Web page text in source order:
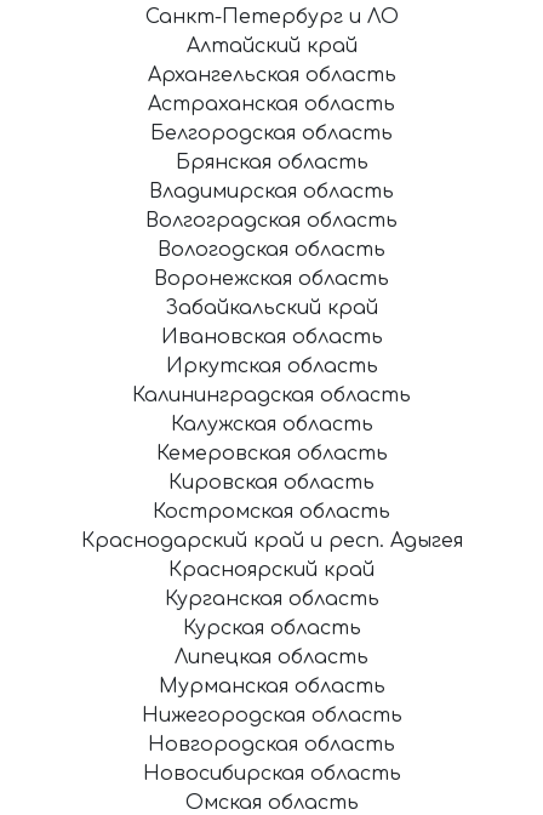
Санкт-Петербург и ЛО
Алтайский край
Архангельская область
Астраханская область
Белгородская область
Брянская область
Владимирская область
Волгоградская область
Вологодская область
Воронежская область
Забайкальский край
Ивановская область
Иркутская область
Калининградская область
Калужская область
Кемеровская область
Кировская область
Костромская область
Краснодарский край и респ. Адыгея
Красноярский край
Курганская область
Курская область
Липецкая область
Мурманская область
Нижегородская область
Новгородская область
Новосибирская область
Омская область